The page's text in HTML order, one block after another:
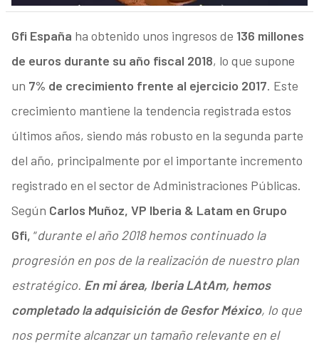
Gfi España ha obtenido unos ingresos de 136 millones
de euros durante su año fiscal 2018, lo que supone
un 7% de crecimiento frente al ejercicio 2017. Este
crecimiento mantiene la tendencia registrada estos
últimos años, siendo más robusto en la segunda parte
del año, principalmente por el importante incremento
registrado en el sector de Administraciones Públicas.
Según Carlos Muñoz, VP Iberia & Latam en Grupo
Gfi, “durante el año 2018 hemos continuado la
progresión en pos de la realización de nuestro plan
estratégico. En mi área, Iberia LAtAm, hemos
completado la adquisición de Gesfor México, lo que
nos permite alcanzar un tamaño relevante en el